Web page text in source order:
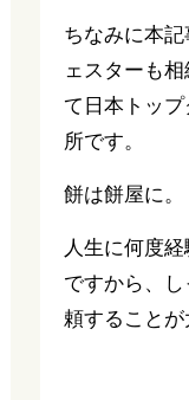
ちなみに本
ェスターも
て日本トッ
所です。
餅は餅屋に。
人生に何度
ですから、
頼することが